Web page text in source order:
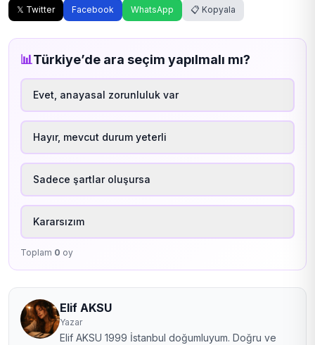
𝕏 Twitter Facebook WhatsApp 📋 Kopyala
📊Türkiye’de ara seçim yapılmalı mı?
Evet, anayasal zorunluluk var
Hayır, mevcut durum yeterli
Sadece şartlar oluşursa
Kararsızım
Toplam 0 oy
Elif AKSU
Yazar
Elif AKSU 1999 İstanbul doğumluyum. Doğru ve